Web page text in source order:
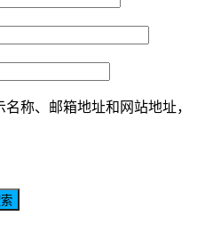
称、邮箱地址和网站地址，